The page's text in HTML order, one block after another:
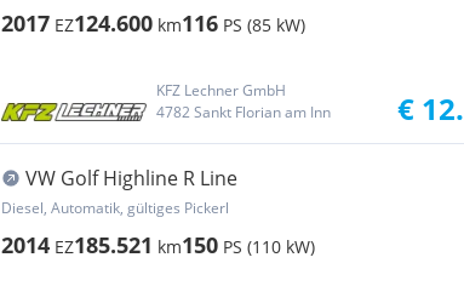
2017 EZ124.600 km116 PS (85 kW)
KFZ Lechner GmbH
4782 Sankt Florian am Inn
€
VW Golf Highline R Line
Diesel, Automatik, gültiges Pickerl
2014 EZ185.521 km150 PS (110 kW)